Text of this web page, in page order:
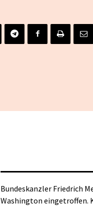
Bundeskanzler Friedrich
Washington eingetroffen.